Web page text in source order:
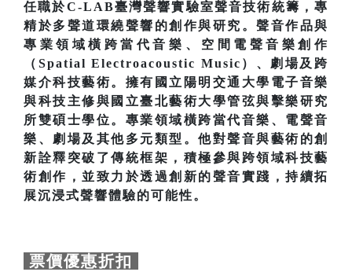
任職於C-LAB臺灣聲響實驗室聲音技術統籌，專
精於多聲道環繞聲響的創作與研究。聲音作品與
專業領域橫跨當代音樂、空間電聲音樂創作
（Spatial Electroacoustic Music）、劇場及跨
媒介科技藝術。擁有國立陽明交通大學電子音樂
與科技主修與國立臺北藝術大學管弦與擊樂研究
所雙碩士學位。專業領域橫跨當代音樂、電聲音
樂、劇場及其他多元類型。他對聲音與藝術的創
新詮釋突破了傳統框架，積極參與跨領域科技藝
術創作，並致力於透過創新的聲音實踐，持續拓
展沉浸式聲響體驗的可能性。
票價優惠折扣